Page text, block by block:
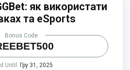
як використати
та eSports
Bonus Code
Until: Гру 31, 2025